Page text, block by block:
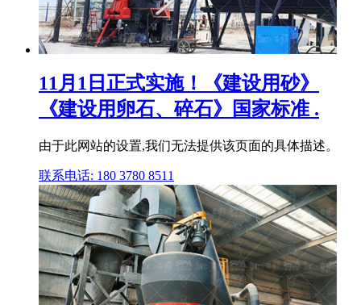
11月1日正式实施！《建设用砂》
《建设用卵石、碎石》国家标准 .
由于此网站的设置,我们无法提供该页面的具体描述。
联系电话: 180 3780 8511